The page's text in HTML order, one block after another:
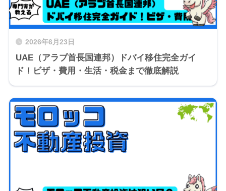
2026年6月23日
UAE（アラブ首長国連邦）ドバイ移住完全ガイ
ド！ビザ・費用・生活・税金まで徹底解説